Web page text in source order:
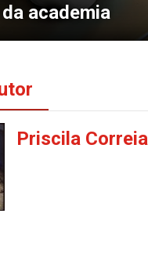
academia
Priscila Correia